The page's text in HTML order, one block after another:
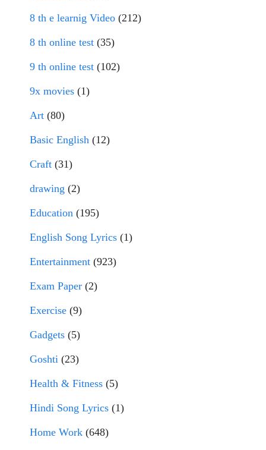
8 th e learnig Video (212)
8 th online test (35)
9 th online test (102)
9x movies (1)
Art (80)
Basic English (12)
Craft (31)
drawing (2)
Education (195)
English Song Lyrics (1)
Entertainment (923)
Exam Paper (2)
Exercise (9)
Gadgets (5)
Goshti (23)
Health & Fitness (5)
Hindi Song Lyrics (1)
Home Work (648)